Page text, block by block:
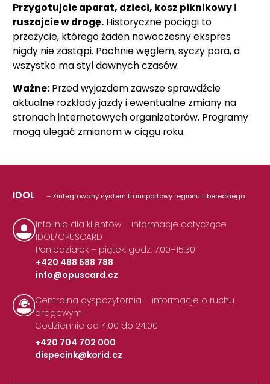
Przygotujcie aparat, dzieci, kosz piknikowy i
ruszajcie w drogę. Historyczne pociągi to
przeżycie, którego żaden nowoczesny ekspres
nigdy nie zastąpi. Pachnie węglem, syczy para, a
wszystko ma styl dawnych czasów.
Ważne: Przed wyjazdem zawsze sprawdźcie
aktualne rozkłady jazdy i ewentualne zmiany na
stronach internetowych organizatorów. Programy
mogą ulegać zmianom w ciągu roku.
IDOL – Zintegrowany system transportowy regionu Libereckiego
Infolinia dla klientów – informacje dotyczące
IDOL/OPUSCARD
Poniedziałek – piątek, godz. 7:00–15:30
+420 488 588 788
|
info@opuscard.cz
Centralna dyspozytornia – informacje o ruchu
drogowym
Codziennie od 4:00 do 24:00
+420 704 702 000
|
dispecink@korid.cz